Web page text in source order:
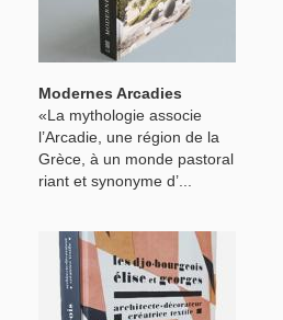
Modernes Arcadies
«La mythologie associe
l’Arcadie, une région de la
Grèce, à un monde pastoral
riant et synonyme d’...